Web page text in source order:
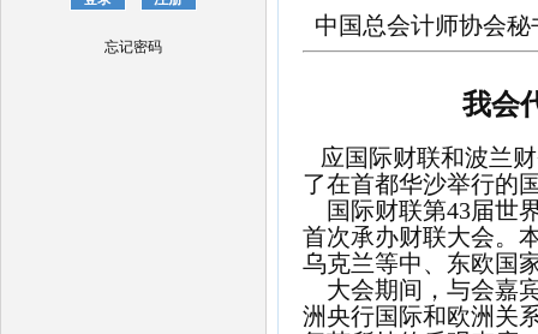
忘记密码
中国总会计师协会秘
我会
应国际财联和波兰
了在首都华沙举行的
国际财联第43届世
首次承办财联大会。
乌克兰等中、东欧国
大会期间，与会嘉
洲央行国际和欧洲关